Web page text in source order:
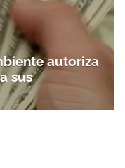
autoriza
sus